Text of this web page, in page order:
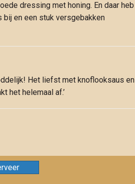
dressing met honing. En daar heb
bij en een stuk versgebakken
Het liefst met knoflooksaus en
het helemaal af.’